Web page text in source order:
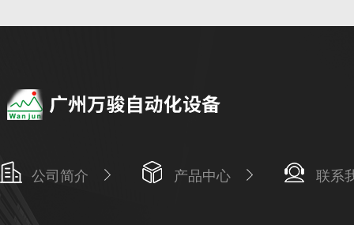
公司简介 产品中心 联系